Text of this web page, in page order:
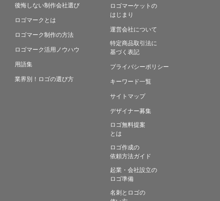
後悔しない制作会社選び
ロゴマークとは
ロゴマーク制作の方法
ロゴマーク活用ノウハウ
用語集
業界別！ロゴの選び方
ロゴマーケットの
はじまり
運営会社について
特定商品取引法に
基づく表記
プライバシーポリシー
キーワード一覧
サイトマップ
デザイナー募集
ロゴ無料提案
とは
ロゴ作成の
依頼方法ガイド
起業・会社設立の
ロゴ準備
名刺とロゴの